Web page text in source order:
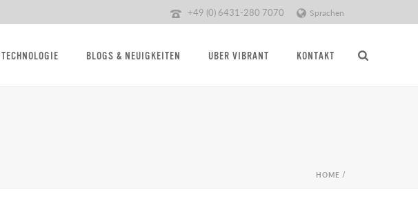
+49 (0) 6431-280 7070 Sprachen
BLOGS & NEUIGKEITEN ÜBER VIBRANT KONTAKT
HOME /